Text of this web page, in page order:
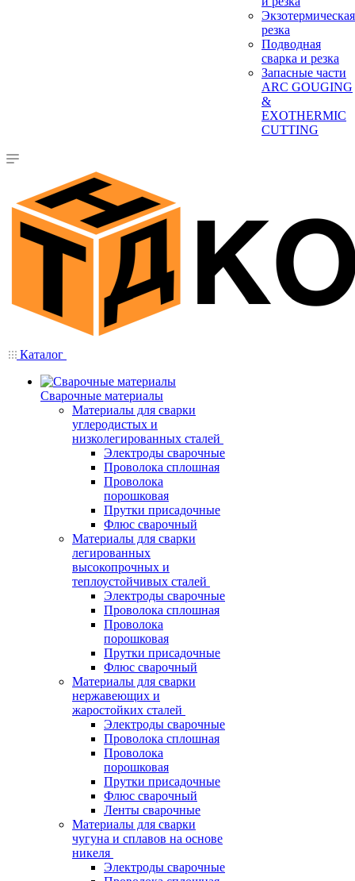
Экзотермическая
резка
Подводная
сварка и резка
Запасные части
ARC GOUGING
&
EXOTHERMIC
CUTTING
Каталог
Сварочные материалы
Материалы для сварки
углеродистых и
низколегированных сталей
Электроды сварочные
Проволока сплошная
Проволока
порошковая
Прутки присадочные
Флюс сварочный
Материалы для сварки
легированных
высокопрочных и
теплоустойчивых сталей
Электроды сварочные
Проволока сплошная
Проволока
порошковая
Прутки присадочные
Флюс сварочный
Материалы для сварки
нержавеющих и
жаростойких сталей
Электроды сварочные
Проволока сплошная
Проволока
порошковая
Прутки присадочные
Флюс сварочный
Ленты сварочные
Материалы для сварки
чугуна и сплавов на основе
никеля
Электроды сварочные